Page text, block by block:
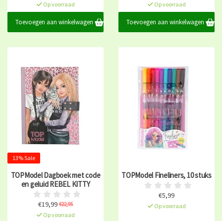
Op voorraad
Toevoegen aan winkelwagen
Op voorraad
Toevoegen aan winkelwagen
13% Sale
TOPModel Dagboek met code
en geluid REBEL KITTY
€19,99 €22,95
Op voorraad
TOPModel Fineliners, 10 stuks
€5,99
Op voorraad